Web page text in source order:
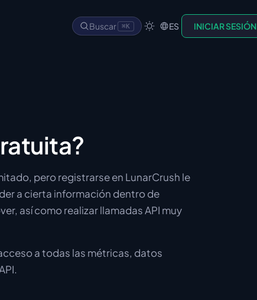
Buscar ⌘K ES INICIAR SESIÓN
pero registrarse en LunarCrush le
a cierta información dentro de
así como realizar llamadas API muy
a todas las métricas, datos